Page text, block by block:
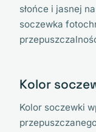
słońce i jasnej
soczewka
Kolor
Kolor soczewki